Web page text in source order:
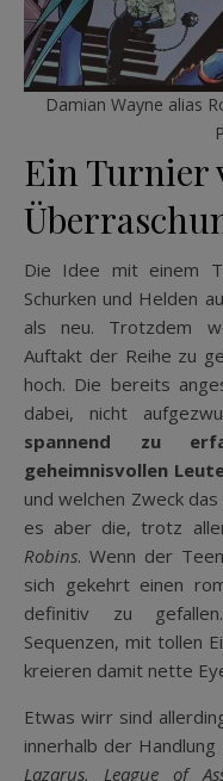
Damian Wayne alias
Ein Turnier
Die Idee mit einem
Schurken und Helden
als neu. Trotzdem
Auftakt der Reihe zu
hoch. Die bereits
dabei, nicht
spannend zu
geheimnisvollen
und welchen Zweck
es aber die, trotz
Robins. Wenn der
sich gekehrt einen
definitiv zu
Sequenzen, mit tollen
kreieren damit nette
Etwas wirr sind
innerhalb der Handlung
Lazarus, League of